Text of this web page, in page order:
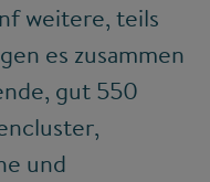
weitere, teils
es zusammen
gut 550
und